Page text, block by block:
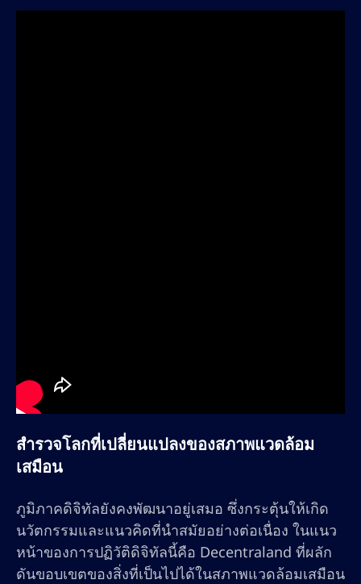
สำรวจโลกที่เปลี่ยนแปลงของสภาพแวดล้อม
เสมือน
ภูมิภาคดิจิทัลยังคงพัฒนาอยู่เสมอ ซึ่งกระตุ้นให้เกิด
นวัตกรรมและแนวคิดที่นำสมัยอย่างต่อเนื่อง ในแนว
หน้าของการปฏิวัติดิจิทัลนี้คือ Decentraland ที่ผลัก
ดันขอบเขตของสิ่งที่เป็นไปได้ในสภาพแวดล้อมเสมือน